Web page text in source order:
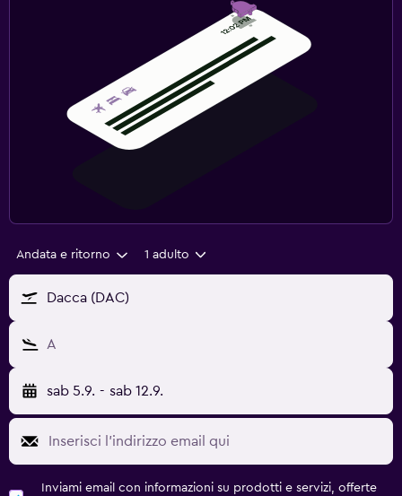
Andata e ritorno 1 adulto
Dacca (DAC)
A
sab 5.9. - sab 12.9.
Inviami email con informazioni su prodotti e servizi, offerte